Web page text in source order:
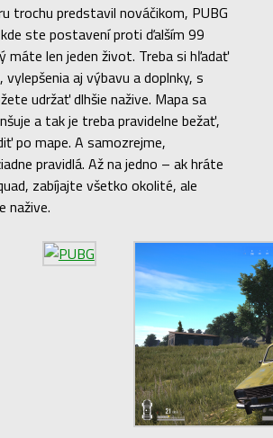
trochu predstavil nováčikom, PUBG
ste postavení proti ďalším 99
máte len jeden život. Treba si hľadať
vylepšenia aj výbavu a doplnky, s
udržať dlhšie nažive. Mapa sa
a tak je treba pravidelne bežať,
po mape. A samozrejme,
pravidlá. Až na jedno – ak hráte
zabíjajte všetko okolité, ale
nažive.